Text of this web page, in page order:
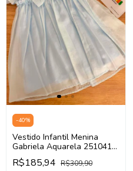
-40%
Vestido Infantil Menina
Gabriela Aquarela 251041
(Azul Claro)
R$185,94 R$309,90